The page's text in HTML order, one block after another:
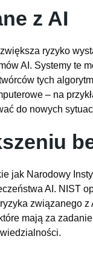
z AI
ryzyko
AI. Systemy te
tych
– na
do nowych
jak Narodowy
AI. NIST
związanego
mają za